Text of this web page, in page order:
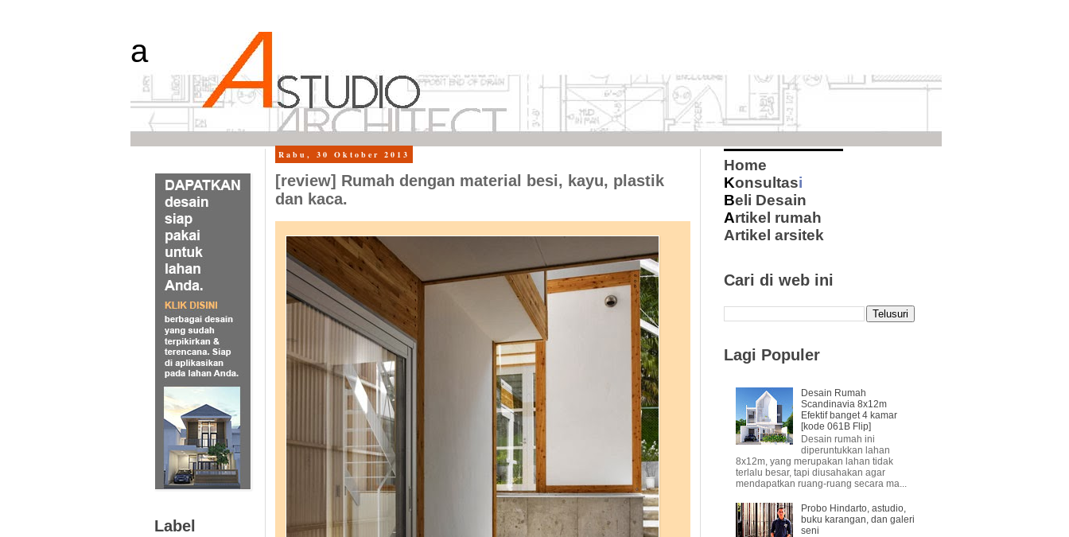
a
Rabu, 30 Oktober 2013
[review] Rumah dengan material besi, kayu, plastik
dan kaca.
Label
Home
Konsultasi
Beli Desain
Artikel rumah
Artikel arsitek
Cari di web ini
Lagi Populer
Desain Rumah
Scandinavia 8x12m
Efektif banget 4 kamar
[kode 061B Flip]
Desain rumah ini
diperuntukkan lahan
8x12m, yang merupakan lahan tidak
terlalu besar, tapi diusahakan agar
mendapatkan ruang-ruang secara ma...
Probo Hindarto, astudio,
buku karangan, dan galeri
seni